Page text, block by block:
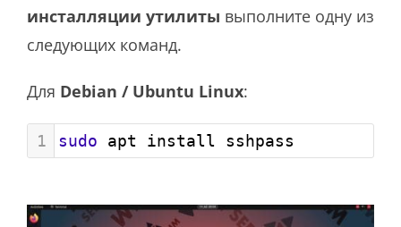
инсталляции утилиты выполните одну из
следующих команд.
Для Debian / Ubuntu Linux:
1 sudo apt install sshpass